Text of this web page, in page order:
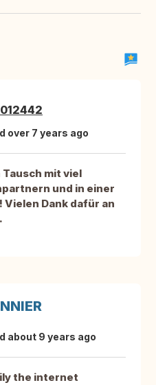
over 7 years ago
mit viel
und in einer
Dank dafür an
about 9 years ago
the internet